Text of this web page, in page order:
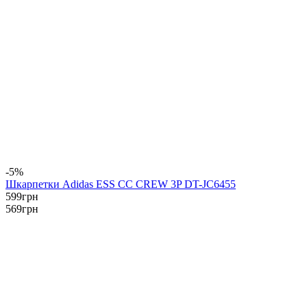
-5%
Шкарпетки Adidas ESS CC CREW 3P DT-JC6455
599грн
569грн